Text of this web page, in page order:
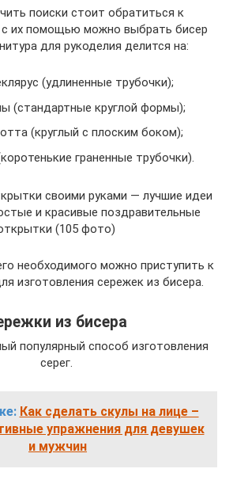
поиски стоит обратиться к
их помощью можно выбрать бисер
для рукоделия делится на:
(удлиненные трубочки);
(стандартные круглой формы);
(круглый с плоским боком);
граненные трубочки).
своими руками — лучшие идеи
и красивые поздравительные
(105 фото)
необходимого можно приступить к
изготовления сережек из бисера.
из бисера
популярный способ изготовления
серег.
Как сделать скулы на лице –
упражнения для девушек
и мужчин